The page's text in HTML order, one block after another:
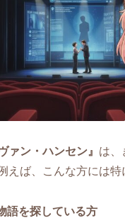
ァン・ハンセン』 は、
えば、こんな方には特
語を探している方